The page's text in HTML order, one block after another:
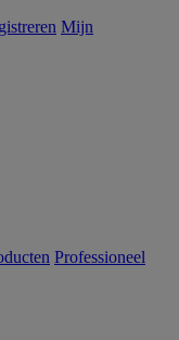
Mijn
Professioneel